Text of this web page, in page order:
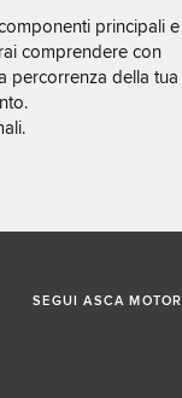
principali e
comprendere con
percorrenza della tua
SEGUIASCA MOTOR